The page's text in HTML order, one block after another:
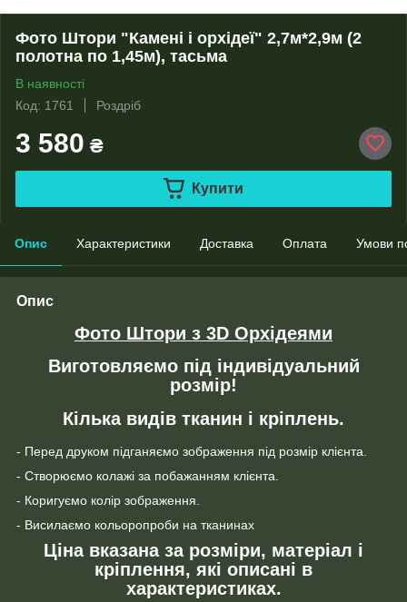
Фото Штори "Камені і орхідеї" 2,7м*2,9м (2
полотна по 1,45м), тасьма
В наявності
Код: 1761
Роздріб
3 580 ₴
Купити
Опис Характеристики Доставка Оплата Умови
Опис
Фото Штори з 3D Орхідеями
Виготовляємо під індивідуальний
розмір!
Кілька видів тканин і кріплень.
- Перед друком підганяємо зображення під розмір клієнта.
- Створюємо колажі за побажанням клієнта.
- Коригуємо колір зображення.
- Висилаємо кольоропроби на тканинах
Ціна вказана за розміри, матеріал і
кріплення, які описані в
характеристиках.